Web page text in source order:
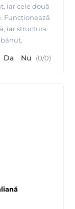
iar cele două
Funcționează
iar structura
Da Nu (0/0)